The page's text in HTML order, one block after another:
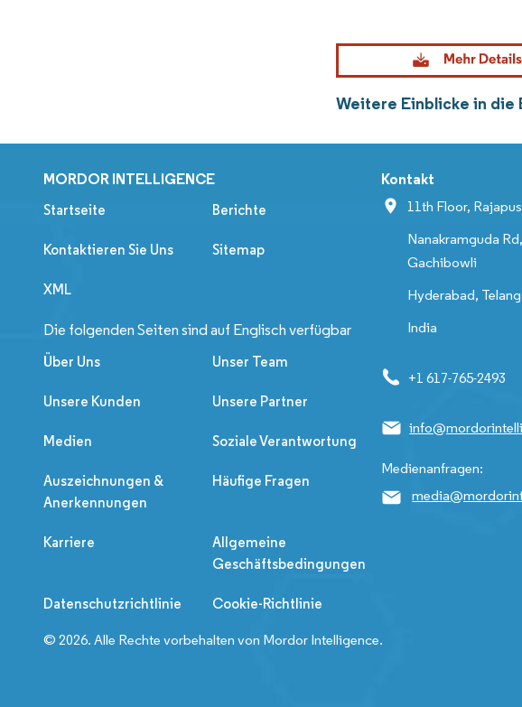
Weitere Einblicke in die
MORDOR INTELLIGENCE
Startseite Berichte
Kontaktieren Sie Uns Sitemap
XML
Die folgenden Seiten sind auf Englisch verfügbar
Über Uns Unser Team
Unsere Kunden Unsere Partner
Medien Soziale Verantwortung
Auszeichnungen &
Anerkennungen
Häufige Fragen
Karriere
Allgemeine
Geschäftsbedingungen
Datenschutzrichtlinie Cookie-Richtlinie
Kontakt
11th Floor,
Nanakramguda
Gachibowli
Hyderabad,
India
+1 617-765-2493
Medienanfragen:
© 2026. Alle Rechte vorbehalten von Mordor Intelligence.